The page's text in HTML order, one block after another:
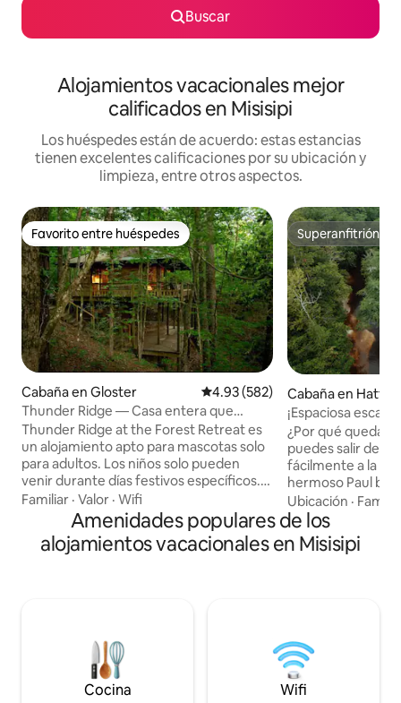
Buscar
Alojamientos vacacionales mejor
calificados en Misisipi
Los huéspedes están de acuerdo: estas estancias
tienen excelentes calificaciones por su ubicación y
limpieza, entre otros aspectos.
Favorito entre huéspedes
Favorito entre huéspedes
Cabaña en Gloster Calificación promedio: 4.93 de
4.93 (582)
Thunder Ridge — Casa entera que
admite mascotas cerca de NOLA
Thunder Ridge at the Forest Retreat es
un alojamiento apto para mascotas solo
para adultos. Los niños solo pueden
venir durante días festivos específicos.
Tu casa estará abierta. La entrada es a
las 15:00 horas. Aquí estás rodeado por
el Bosque Nacional Homochitto. Lleva un
pícnic a los bancos de arena a lo largo del
en Airbnb no es nuestra ubicación. Te
enviaré las indicaciones por correo
electrónico.
Familiar · Valor · Wifi
Superanfitrión
Superanfitrión
Cabaña en
¡Espaciosa
¿Por qué
puedes salir de la
fácilmente a la
hermoso Paul b?
en 8
columpio de
interiores/
de leña, todo con
refrigerios/café y
¡Vecinos
necesitas para
Ubicación ·
Amenidades populares de los
alojamientos vacacionales en Misisipi
Cocina Wifi